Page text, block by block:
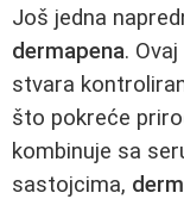
Još jedna
dermapena.
stvara
što pokreće
kombinuje sa
sastojcima,